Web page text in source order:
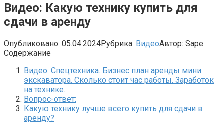
Видео: Какую технику купить для
сдачи в аренду
Опубликовано: 05.04.2024Рубрика: ВидеоАвтор: Sape
Содержание
Видео: Спецтехника. Бизнес план аренды мини
экскаватора. Сколько стоит час работы. Заработок
на технике.
Вопрос-ответ:
Какую технику лучше всего купить для сдачи в
аренду?